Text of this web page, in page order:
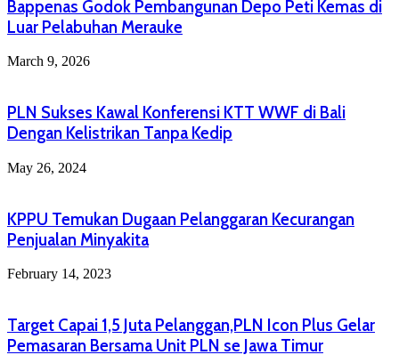
Bappenas Godok Pembangunan Depo Peti Kemas di
Luar Pelabuhan Merauke
March 9, 2026
PLN Sukses Kawal Konferensi KTT WWF di Bali
Dengan Kelistrikan Tanpa Kedip
May 26, 2024
KPPU Temukan Dugaan Pelanggaran Kecurangan
Penjualan Minyakita
February 14, 2023
Target Capai 1,5 Juta Pelanggan,PLN Icon Plus Gelar
Pemasaran Bersama Unit PLN se Jawa Timur